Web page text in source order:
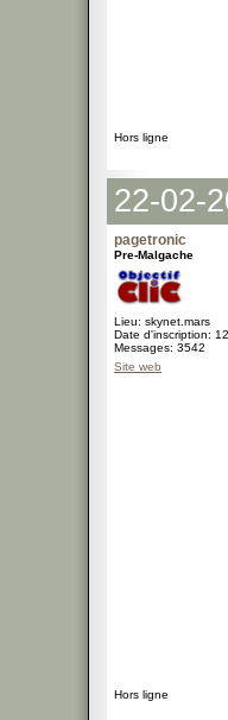
Hors ligne
22-02-
pagetronic
Pre-Malgache
Lieu: skynet.mars
Date d'inscription:
Messages: 3542
Site web
Hors ligne